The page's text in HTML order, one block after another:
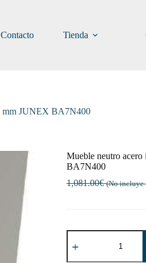
Contacto Tienda
mm JUNEX BA7N400
Mueble neutro
BA7N400
1,081.00€ (No incluye
Mueble
neutro